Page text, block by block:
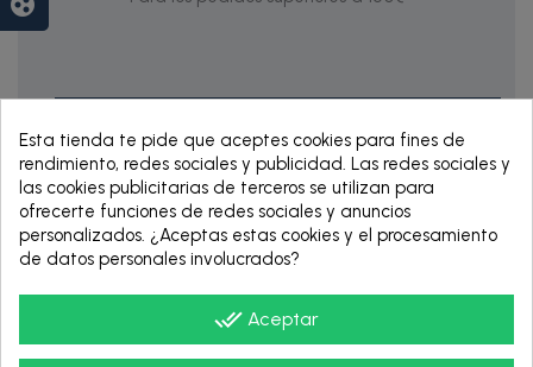
RENTING DE 12
Esta tienda te pide que aceptes cookies para fines de
rendimiento, redes sociales y publicidad. Las redes sociales y
las cookies publicitarias de terceros se utilizan para
ofrecerte funciones de redes sociales y anuncios
personalizados. ¿Aceptas estas cookies y el procesamiento
de datos personales involucrados?
done_all Aceptar